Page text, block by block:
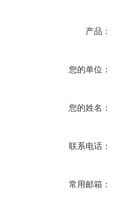
产品：
您的单位：
您的姓名：
联系电话：
常用邮箱：